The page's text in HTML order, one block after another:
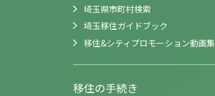
埼玉県市町村検索
埼玉移住ガイドブック
移住&シティプロモーション動画集
移住の手続き